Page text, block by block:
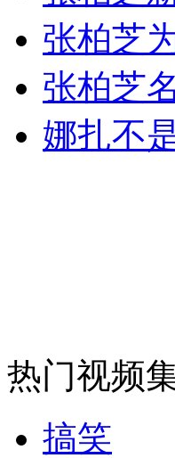
女孩北京地铁殴打
无痛分娩是否安全
走！跟着总书记去植
张柏芝
张柏芝
娜扎不
热门视频
搞笑